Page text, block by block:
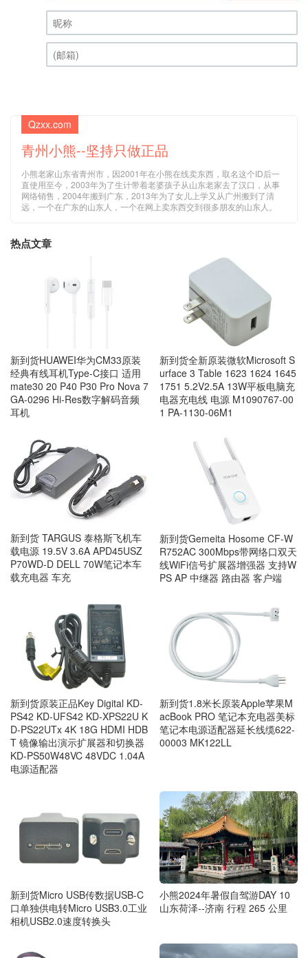
昵称 (必填)
Qzxx.com
青州小熊--坚持只做正品
小熊老家山东省青州市，因2001年在小熊在线卖东西，取名这个ID后一
直使用至今，2003年为了生计带着老婆孩子从山东老家去了汉口，从事
网络销售，2004年搬到广东，2013年为了女儿上学又从广州搬到了清
远，一个在广东的山东人，一个在网上卖东西交到很多朋友的山东人。
热点文章
新到货HUAWEI华为CM33原装
经典有线耳机Type-C接口 适用
mate30 20 P40 P30 Pro Nova 7
GA-0296 Hi-Res数字解码音频
耳机
新到货全新原装微软Microsoft S
urface 3 Table 1623 1624 1645
1751 5.2V2.5A 13W平板电脑充
电器充电线 电源 M1090767-00
1 PA-1130-06M1
新到货 TARGUS 泰格斯飞机车
载电源 19.5V 3.6A APD45USZ
P70WD-D DELL 70W笔记本车
载充电器 车充
新到货Gemeita Hosome CF-W
R752AC 300Mbps带网络口双天
线WiFi信号扩展器增强器 支持W
PS AP 中继器 路由器 客户端
新到货原装正品Key Digital KD-
PS42 KD-UFS42 KD-XPS22U K
D-PS22UTx 4K 18G HDMI HDB
T 镜像输出演示扩展器和切换器
KD-PS50W48VC 48VDC 1.04A
电源适配器
新到货1.8米长原装Apple苹果M
acBook PRO 笔记本充电器美标
笔记本电源适配器延长线缆622-
00003 MK122LL
新到货Micro USB传数据USB-C
口单独供电转Micro USB3.0工业
相机USB2.0速度转换头
小熊2024年暑假自驾游DAY 10
山东荷泽--济南 行程 265 公里